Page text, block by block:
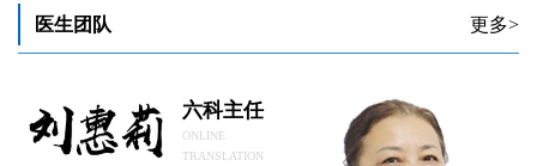
医生团队 更多>
六科主任
ONLINE
TRANSLATION